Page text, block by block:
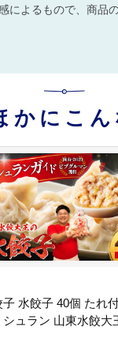
よるもので、商品
にこ
子 水餃子 40個 たれ
シュラン 山東水餃大